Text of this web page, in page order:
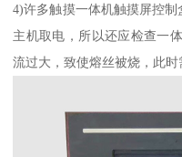
4)许多触摸一体机触摸屏控
主机取电，所以还应检查一
流过大，致使熔丝被烧，此时